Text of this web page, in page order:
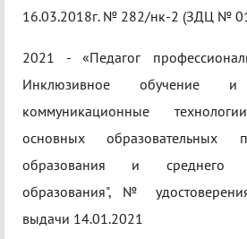
16.03.2018г. № 282/нк-2 (ЗДЦ №
2021 - «Педагог
Инклюзивное обучение и
коммуникационные
основных образовательных
образования и среднего
образования", №
выдачи 14.01.2021